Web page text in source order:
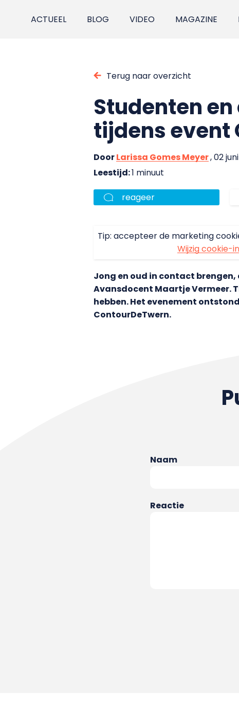
ACTUEEL BLOG VIDEO MAGAZINE
Terug naar overzicht
Studenten
tijdens event
DoorLarissa Gomes Meyer, 02
Leestijd:1 minuut
reageer
Tip: accepteer de marketing
Wijzig cookie-
Jong en oud in contact
Avansdocent Maartje Vermeer.
hebben. Het evenement
ContourDeTwern.
Naam
Reactie